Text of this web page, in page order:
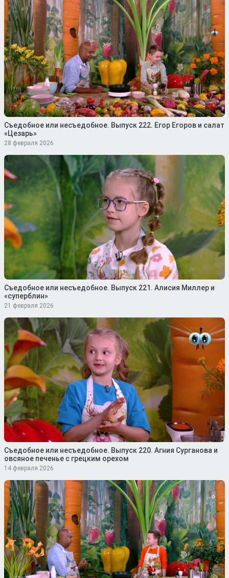
Съедобное или несъедобное. Выпуск 222. Егор Егоров и салат
«Цезарь»
28 февраля 2026
Съедобное или несъедобное. Выпуск 221. Алисия Миллер и
«суперблин»
21 февраля 2026
Съедобное или несъедобное. Выпуск 220. Агния Сурганова и
овсяное печенье с грецким орехом
14 февраля 2026